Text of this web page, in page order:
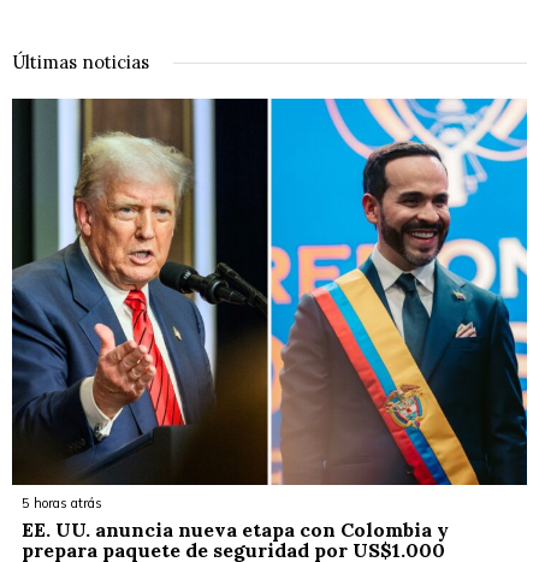
Últimas noticias
5 horas atrás
EE. UU. anuncia nueva etapa con Colombia y
prepara paquete de seguridad por US$1.000